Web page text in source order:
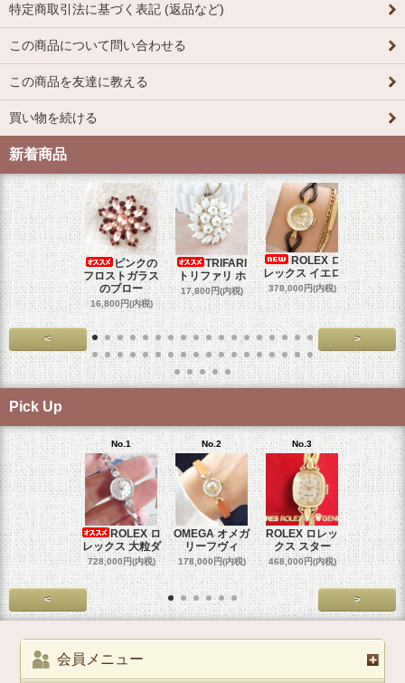
特定商取引法に基づく表記 (返品など)
この商品について問い合わせる
この商品を友達に教える
買い物を続ける
新着商品
ピンクの
フロストガラス
のブロー
16,800円(内税)
TRIFARI
トリファリ ホ
17,800円(内税)
ROLEX ロ
レックス イエロ
378,000円(内税)
ジュリア
29,000円(
< >
Pick Up
No.1
ROLEX ロ
レックス 大粒ダ
728,000円(内税)
No.2
OMEGA オメガ
リーフヴィ
178,000円(内税)
No.3
ROLEX ロレッ
クス スター
468,000円(内税)
No.4
ROLEX
クス
458,000円
< >
会員メニュー